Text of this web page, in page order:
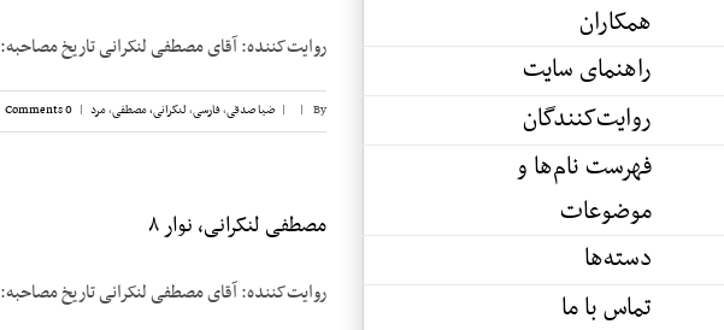
همکاران
راهنمای سایت
روایت‌کنندگان
فهرست نام‌ها و
موضوعات
دسته‌ها
تماس با ما
روایت‌کننده: آقای مصطفی لنکرانی تاریخ مصاحبه: ۱۷ می ۱۹۸۵ محل‌مصاحبه: وین ـ اتریش [...]
By
|
| ضیا صدقی,فارسی,لنکرانی، مصطفی,مرد |
0 Comments
مصطفی لنکرانی، نوار ۸
روایت‌کننده: آقای مصطفی لنکرانی تاریخ مصاحبه: ۱۷ می ۱۹۸۵ محل‌مصاحبه: وین ـ اتریش [...]